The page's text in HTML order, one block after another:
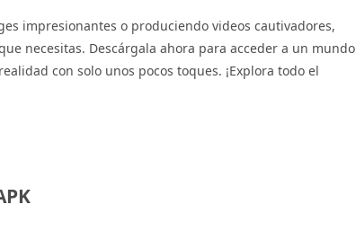
impresionantes o produciendo videos cautivadores,
necesitas. Descárgala ahora para acceder a un mundo
con solo unos pocos toques. ¡Explora todo el